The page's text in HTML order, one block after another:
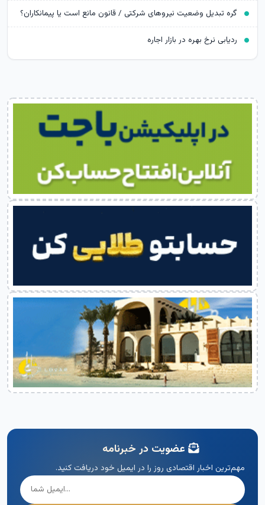
گره تبدیل وضعیت نیروهای شرکتی / قانون مانع است یا پیمانکاران؟
ردیابی نرخ بهره در بازار اجاره
عضویت در خبرنامه
مهم‌ترین اخبار اقتصادی روز را در ایمیل خود دریافت کنید.